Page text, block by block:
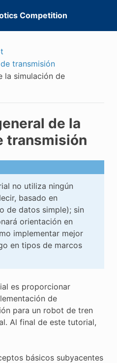
Competition
transmisión
la simulación de
de la
transmisión
no utiliza ningún
basado en
de datos simple); sin
orientación en
implementar mejor
en tipos de marcos
es proporcionar
de
para un robot de tren
Al final de este tutorial,
básicos subyacentes